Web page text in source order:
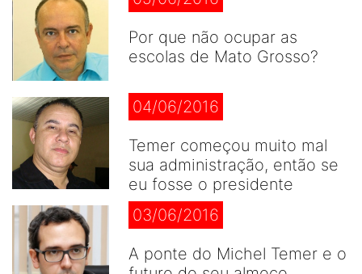
Por que não ocupar as
escolas de Mato Grosso?
04/06/2016
Temer começou muito mal
sua administração, então se
eu fosse o presidente
03/06/2016
A ponte do Michel Temer e o